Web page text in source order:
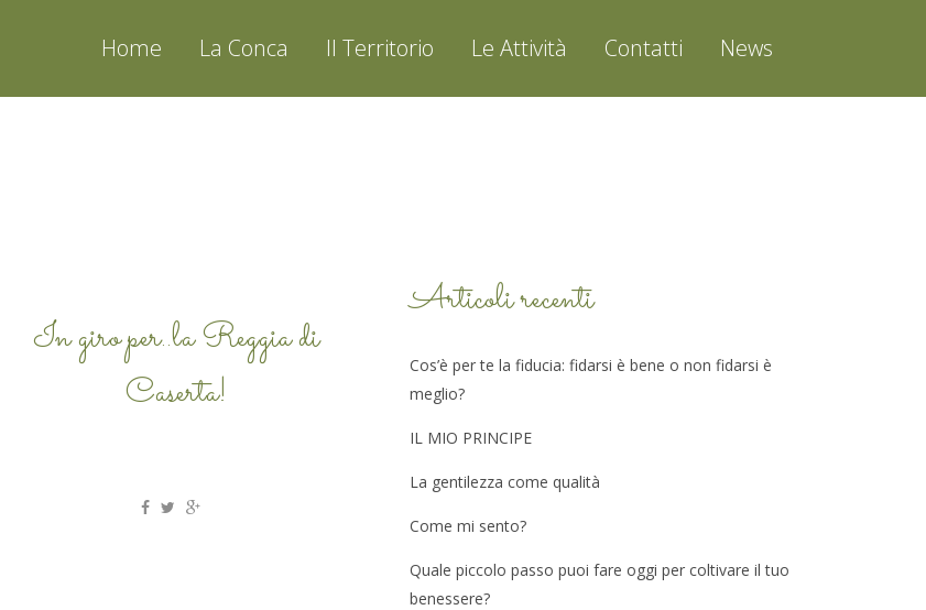
Home La Conca Il Territorio Le Attività Contatti News
In giro per..la Reggia di
Caserta!
Articoli recenti
Cos’è per te la fiducia: fidarsi è bene o non fidarsi è
meglio?
IL MIO PRINCIPE
La gentilezza come qualità
Come mi sento?
Quale piccolo passo puoi fare oggi per coltivare il tuo
benessere?